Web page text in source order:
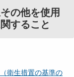
の他を使用
すること
衛生措置の基準の